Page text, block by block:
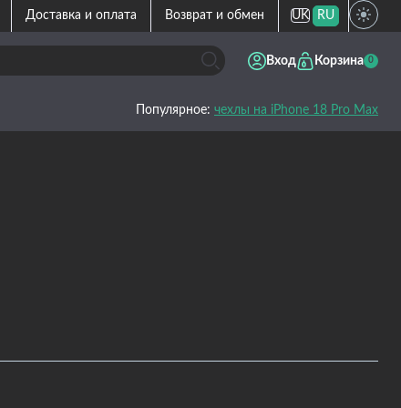
Доставка и оплата Возврат и обмен UK RU
Вход Корзина 0
Популярное: чехлы на iPhone 18 Pro Max